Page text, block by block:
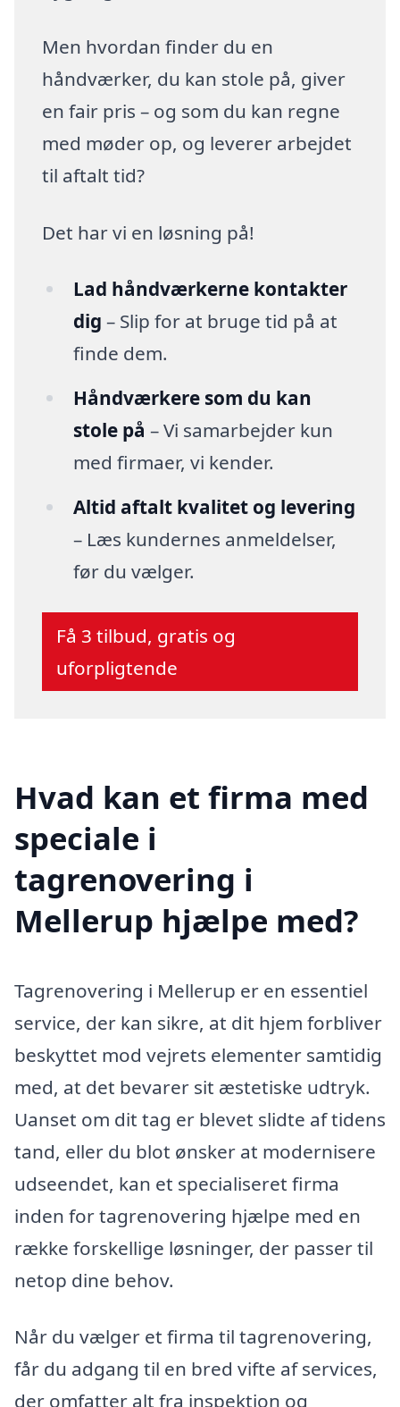
Men hvordan finder du en
håndværker, du kan stole på, giver
en fair pris – og som du kan regne
med møder op, og leverer arbejdet
til aftalt tid?
Det har vi en løsning på!
Lad håndværkerne kontakter
dig – Slip for at bruge tid på at
finde dem.
Håndværkere som du kan
stole på – Vi samarbejder kun
med firmaer, vi kender.
Altid aftalt kvalitet og levering
– Læs kundernes anmeldelser,
før du vælger.
Få 3 tilbud, gratis og
uforpligtende
Hvad kan et firma med
speciale i
tagrenovering i
Mellerup hjælpe med?
Tagrenovering i Mellerup er en essentiel
service, der kan sikre, at dit hjem forbliver
beskyttet mod vejrets elementer samtidig
med, at det bevarer sit æstetiske udtryk.
Uanset om dit tag er blevet slidte af tidens
tand, eller du blot ønsker at modernisere
udseendet, kan et specialiseret firma
inden for tagrenovering hjælpe med en
række forskellige løsninger, der passer til
netop dine behov.
Når du vælger et firma til tagrenovering,
får du adgang til en bred vifte af services,
der omfatter alt fra inspektion og